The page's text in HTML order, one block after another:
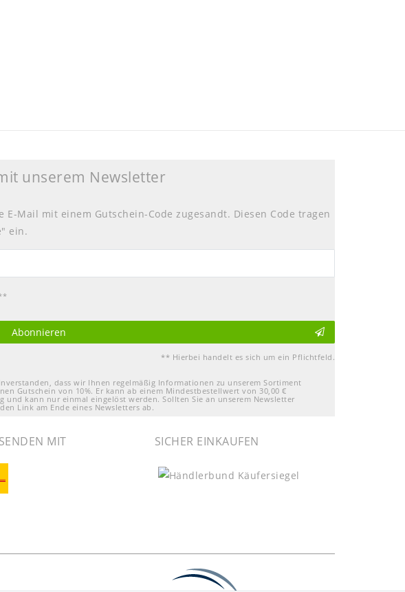
unserem Newsletter
Mail mit einem Gutschein-Code zugesandt. Diesen Code tragen
ein.
Abonnieren
** Hierbei handelt es sich um ein Pflichtfeld.
dass wir Ihnen regelmäßig Informationen zu unserem Sortiment
Gutschein von 10%. Er kann ab einem Mindestbestellwert von 30,00 €
und kann nur einmal eingelöst werden. Sollten Sie an unserem Newsletter
Link am Ende eines Newsletters ab.
MIT SICHER EINKAUFEN